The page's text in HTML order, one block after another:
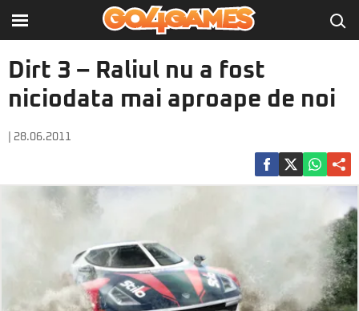
Dirt 3 – Raliul nu a fost
niciodata mai aproape de noi
| 28.06.2011